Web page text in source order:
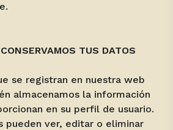
TUS DATOS
se registran en nuestra web
almacenamos la información
en su perfil de usuario.
pueden ver, editar o eliminar